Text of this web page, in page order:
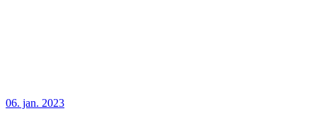
06. jan. 2023